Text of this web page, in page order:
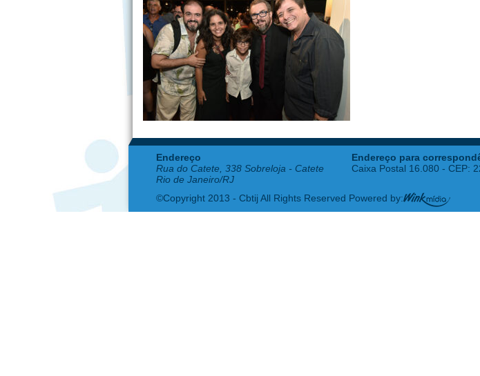
Endereço
Rua do Catete, 338 Sobreloja - Catete
Rio de Janeiro/RJ
Endereço para
Caixa Postal 16.080 - CEP:
©Copyright 2013 - Cbtij All Rights Reserved Powered by: